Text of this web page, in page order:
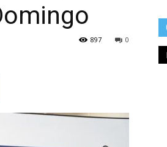
0
897